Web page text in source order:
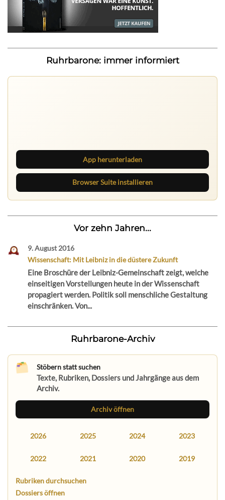
Ruhrbarone: immer informiert
App herunterladen
Browser Suite installieren
Vor zehn Jahren...
9. August 2016
Wissenschaft: Mit Leibniz in die düstere Zukunft
Eine Broschüre der Leibniz-Gemeinschaft zeigt, welche
einseitigen Vorstellungen heute in der Wissenschaft
propagiert werden. Politik soll menschliche Gestaltung
einschränken. Von...
Ruhrbarone-Archiv
Stöbern statt suchen
Texte, Rubriken, Dossiers und Jahrgänge aus dem
Archiv.
Archiv öffnen
2026 2025 2024 2023
2022 2021 2020 2019
Rubriken durchsuchen
Dossiers öffnen